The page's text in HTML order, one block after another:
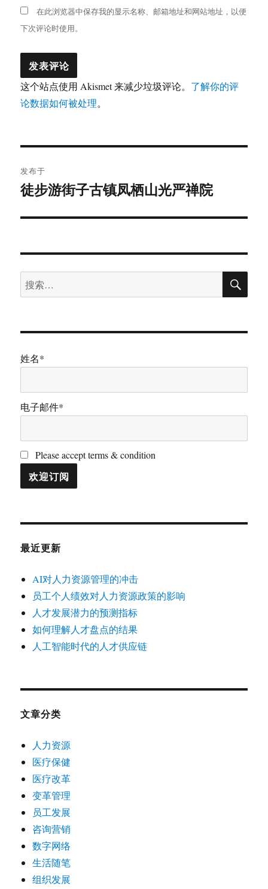
在此浏览器中保存我的显示名称、邮箱地址和网站地址，以便
下次评论时使用。
这个站点使用 Akismet 来减少垃圾评论。 了解你的评
论数据如何被处理。
章
发布于
徒步游街子古镇凤栖山光严禅院
搜
索：
搜
姓名*
电子邮件*
Please accept terms & condition
最近更新
AI对人力资源管理的冲击
员工个人绩效对人力资源政策的影响
人才发展潜力的预测指标
如何理解人才盘点的结果
人工智能时代的人才供应链
文章分类
人力资源
医疗保健
医疗改革
变革管理
员工发展
咨询营销
数字网络
生活随笔
组织发展